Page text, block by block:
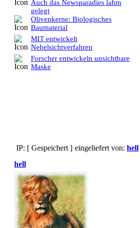
Auch das Newsparadies lahm
gelegt
Olivenkerne: Biologisches
Baumaterial
MIT entwickelt
Nebelsichtverfahren
Forscher entwickeln unsichtbare
Maske
IP: [ Gespeichert ] eingeliefert von: hell
hell